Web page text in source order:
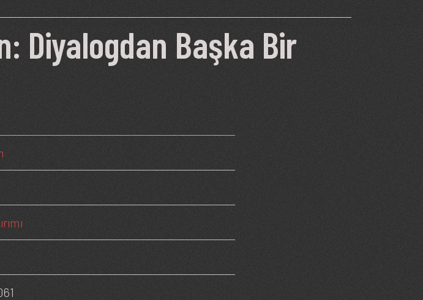
Diyalogdan Başka Bir